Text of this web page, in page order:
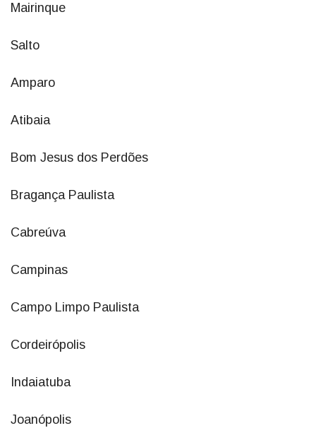
Mairinque
Salto
Amparo
Atibaia
Bom Jesus dos Perdões
Bragança Paulista
Cabreúva
Campinas
Campo Limpo Paulista
Cordeirópolis
Indaiatuba
Joanópolis